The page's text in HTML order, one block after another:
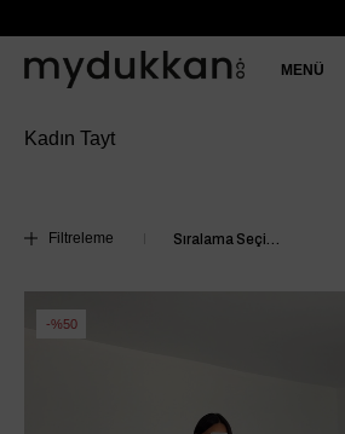
MENÜ
Kadın Tayt
Filtreleme
%50